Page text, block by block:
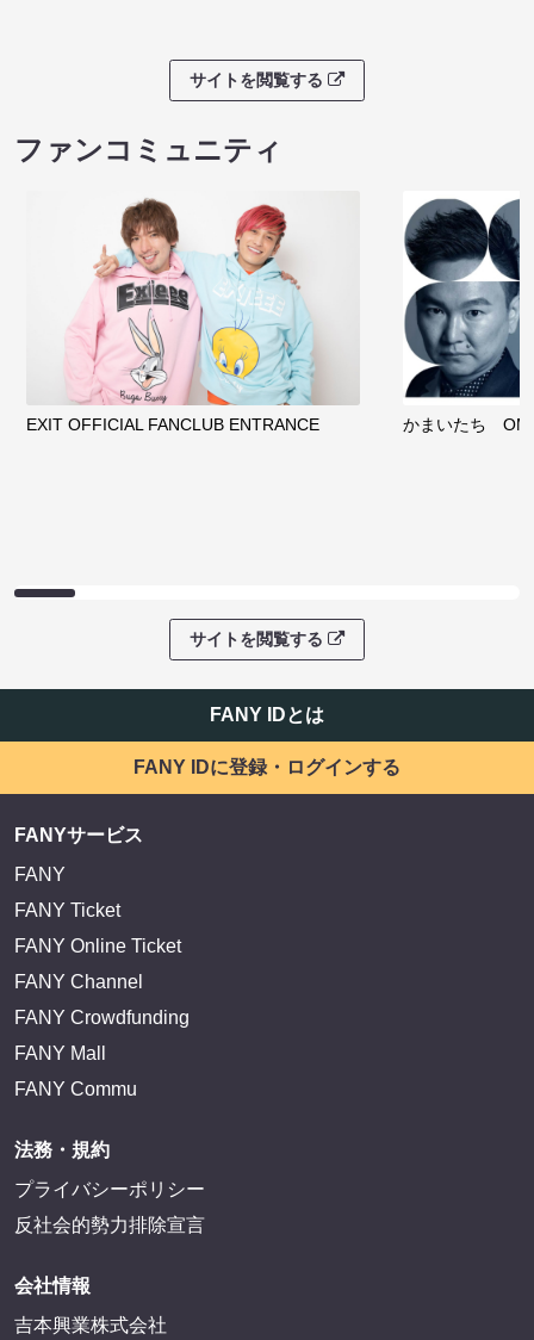
サイトを閲覧する
ファンコミュニティ
EXIT OFFICIAL FANCLUB ENTRANCE かまいたち
サイトを閲覧する
FANY IDとは
FANY IDに登録・ログインする
FANYサービス
FANY
FANY Ticket
FANY Online Ticket
FANY Channel
FANY Crowdfunding
FANY Mall
FANY Commu
法務・規約
プライバシーポリシー
反社会的勢力排除宣言
会社情報
吉本興業株式会社